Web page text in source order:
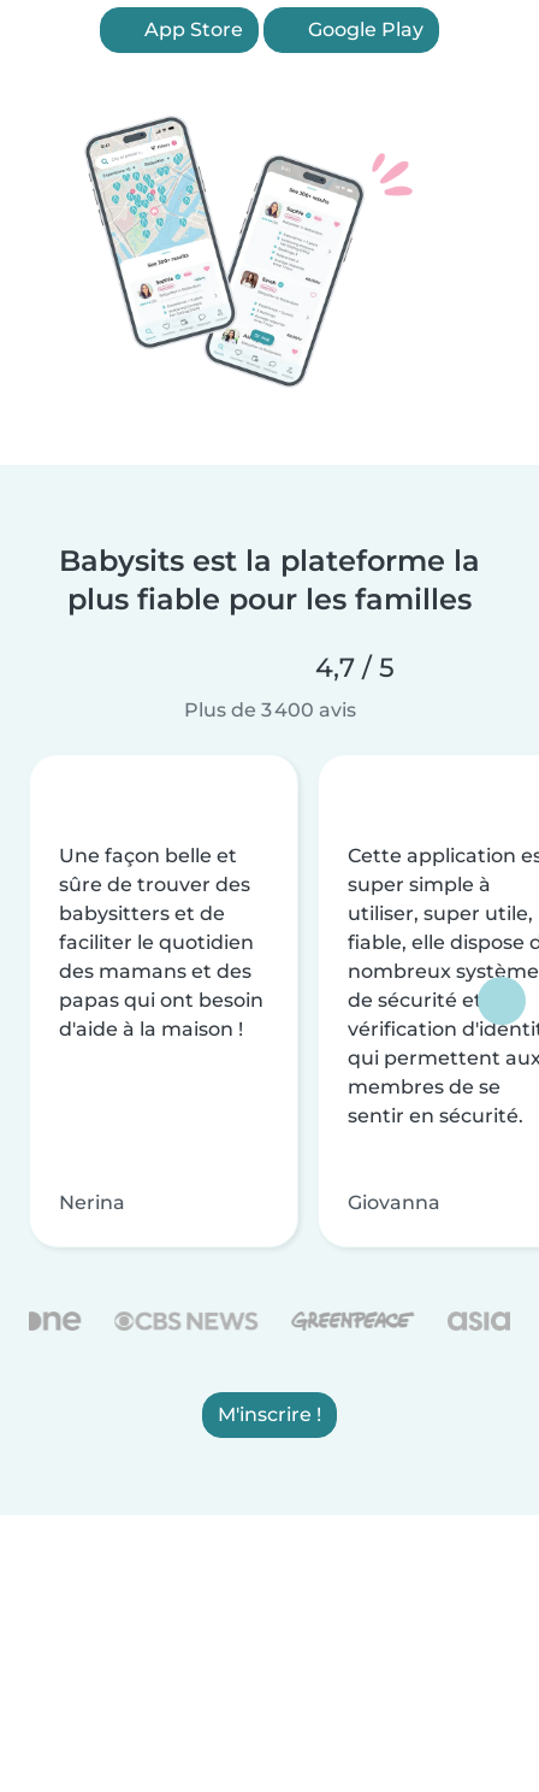
App Store Google Play
Babysits est la plateforme la
plus fiable pour les familles
4,7 / 5
Plus de 3 400 avis
Une façon belle et
sûre de trouver des
babysitters et de
faciliter le quotidien
des mamans et des
papas qui ont besoin
d'aide à la maison !
Nerina
Cette application
super simple à
utiliser, super utile,
fiable, elle dispose
nombreux
de sécurité et de
vérification
qui permettent
membres de se
sentir en sécurité.
Giovanna
M'inscrire !